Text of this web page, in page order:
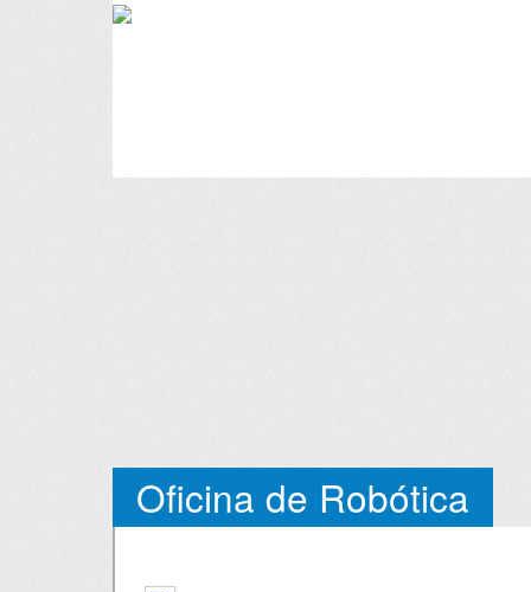
Oficina de Robótica